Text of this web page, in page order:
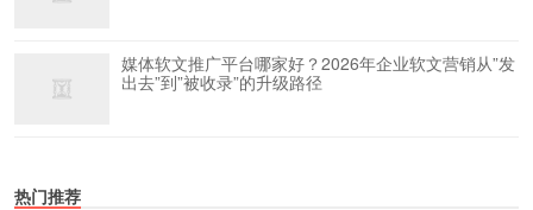
媒体软文推广平台哪家好？2026年企业软文营销从”发
出去”到”被收录”的升级路径
热门推荐